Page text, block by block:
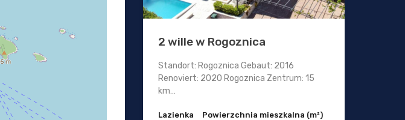
2 wille w Rogoznica
Standort: Rogoznica Gebaut: 2016
Renoviert: 2020 Rogoznica Zentrum: 15
km…
Lazienka
Powierzchnia mieszkalna (m²)